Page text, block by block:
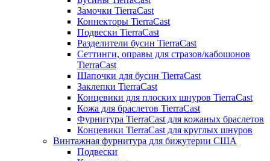
Замочки TierraCast
Коннекторы TierraCast
Подвески TierraCast
Разделители бусин TierraCast
Сеттинги, оправы для стразов/кабошонов
TierraCast
Шапочки для бусин TierraCast
Заклепки TierraCast
Концевики для плоских шнуров TierraCast
Кожа для браслетов TierraCast
Фурнитура TierraCast для кожаных браслетов
Концевики TierraCast для круглых шнуров
Винтажная фурнитура для бижутерии США
Подвески